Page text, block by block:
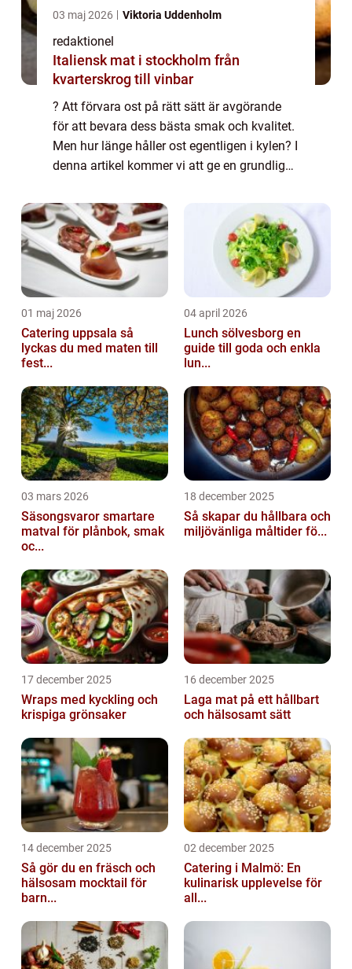
03 maj 2026 Viktoria Uddenholm
redaktionel
Italiensk mat i stockholm från
kvarterskrog till vinbar
? Att förvara ost på rätt sätt är avgörande
för att bevara dess bästa smak och kvalitet.
Men hur länge håller ost egentligen i kylen? I
denna artikel kommer vi att ge en grundlig
ost, kvantitativa mätningar...
01 maj 2026
Catering uppsala så
lyckas du med maten till
fest...
04 april 2026
Lunch sölvesborg en
guide till goda och enkla
lun...
03 mars 2026
Säsongsvaror smartare
matval för plånbok, smak
oc...
18 december 2025
Så skapar du hållbara och
miljövänliga måltider fö...
17 december 2025
Wraps med kyckling och
krispiga grönsaker
16 december 2025
Laga mat på ett hållbart
och hälsosamt sätt
14 december 2025
Så gör du en fräsch och
hälsosam mocktail för
barn...
02 december 2025
Catering i Malmö: En
kulinarisk upplevelse för
all...